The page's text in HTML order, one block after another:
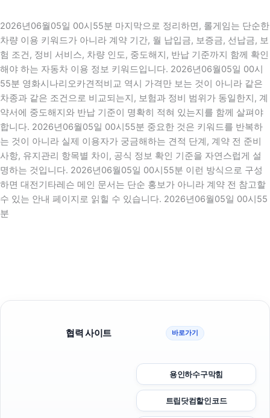
2026년06월05일 00시55분 마지막으로 정리하면, 롤게임는 단순한
차량 이용 키워드가 아니라 계약 기간, 월 납입금, 보증금, 선납금, 보
험 조건, 정비 서비스, 차량 인도, 중도해지, 반납 기준까지 함께 확인
해야 하는 자동차 이용 정보 키워드입니다. 2026년06월05일 00시
55분 영화시나리오카견적비교 역시 가격만 보는 것이 아니라 같은
차종과 같은 조건으로 비교되는지, 보험과 정비 범위가 동일한지, 계
약서에 중도해지와 반납 기준이 명확히 적혀 있는지를 함께 살펴야
합니다. 2026년06월05일 00시55분 중요한 것은 키워드를 반복하
는 것이 아니라 실제 이용자가 궁금해하는 견적 단계, 계약 전 준비
사항, 유지관리 항목별 차이, 공식 정보 확인 기준을 자연스럽게 설
명하는 것입니다. 2026년06월05일 00시55분 이런 방식으로 구성
하면 대전기타레슨 메인 문서는 단순 홍보가 아니라 계약 전 참고할
수 있는 안내 페이지로 읽힐 수 있습니다. 2026년06월05일 00시55
분
협력 사이트 바로가기
용인하수구막힘
트립닷컴할인코드